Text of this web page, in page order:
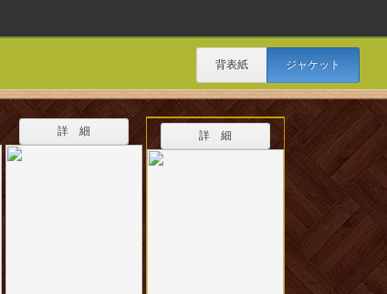
背表紙 ジャケット
詳 細 詳 細